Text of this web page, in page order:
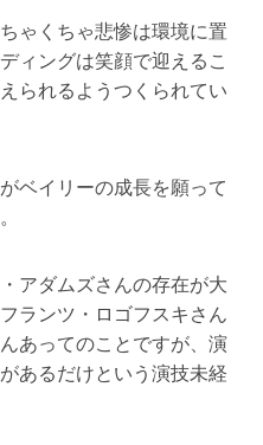
ゃくちゃ悲惨は環境に置
ィングは笑顔で迎えるこ
られるようつくられてい
ベイリーの成長を願って
アダムズさんの存在が大
ランツ・ロゴフスキさん
あってのことですが、演
あるだけという演技未経